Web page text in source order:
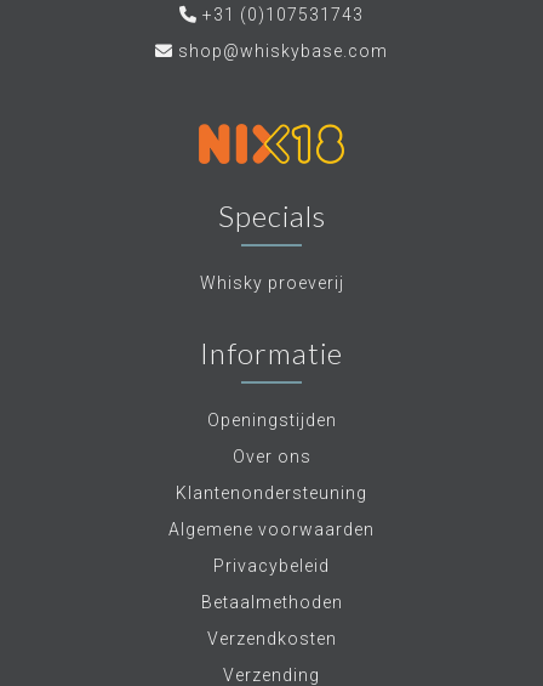
+31 (0)107531743
shop@whiskybase.com
Specials
Whisky proeverij
Informatie
Openingstijden
Over ons
Klantenondersteuning
Algemene voorwaarden
Privacybeleid
Betaalmethoden
Verzendkosten
Verzending